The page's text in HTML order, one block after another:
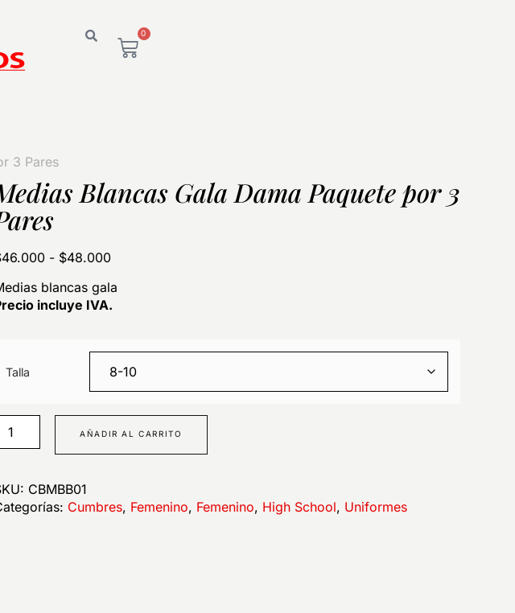
0
3 Pares
Blancas Gala Dama Paquete por 3
46.000 - $48.000
blancas gala
incluye IVA.
Talla
AÑADIR AL CARRITO
CBMBB01
Cumbres, Femenino, Femenino, High School, Uniformes